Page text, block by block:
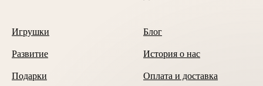
Игрушки
Развитие
Подарки
Блог
История о нас
Оплата и доставка